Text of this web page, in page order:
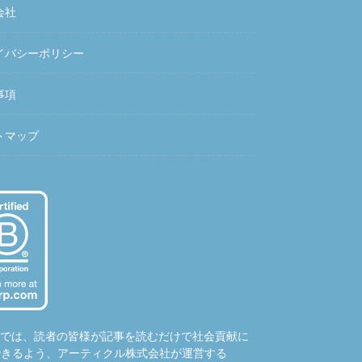
社
バシーポリシー
項
マップ
は、読者の皆様が記事を読むだけで社会貢献に
るよう、アーティクル株式会社が運営する